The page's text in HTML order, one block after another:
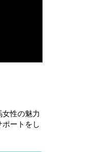
性の魅力
ートをし